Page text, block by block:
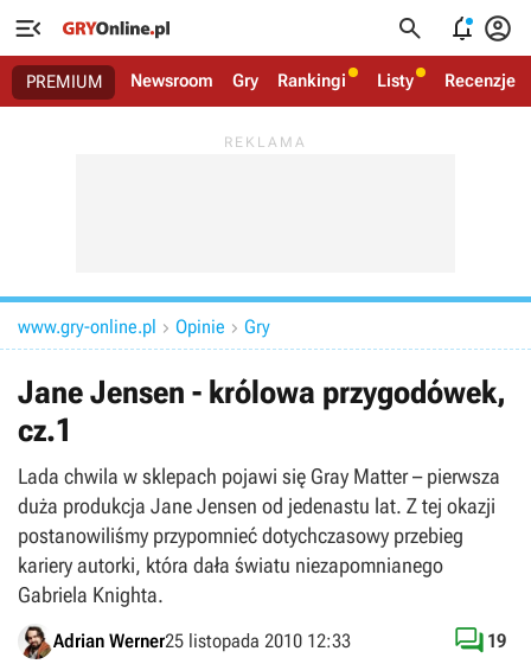
   
PREMIUM Newsroom Gry Rankingi Listy Recenzje
www.gry-online.pl  Opinie  Gry
Jane Jensen - królowa przygodówek,
cz.1
Lada chwila w sklepach pojawi się Gray Matter – pierwsza
duża produkcja Jane Jensen od jedenastu lat. Z tej okazji
postanowiliśmy przypomnieć dotychczasowy przebieg
kariery autorki, która dała światu niezapomnianego
Gabriela Knighta.
Adrian Werner25 listopada 2010 12:33  19